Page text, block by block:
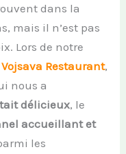
dans la
mais il n’est pas
Lors de notre
Vojsava Restaurant,
nous a
délicieux, le
accueillant et
les